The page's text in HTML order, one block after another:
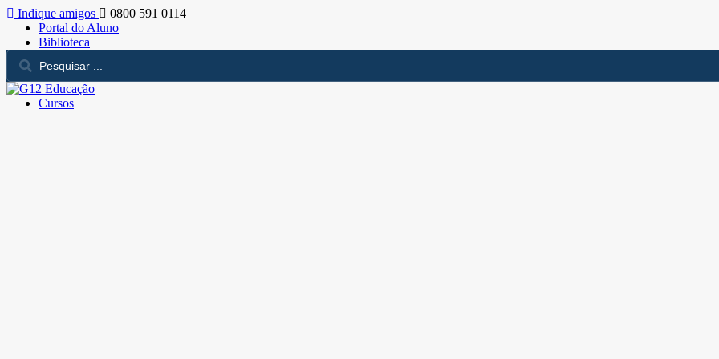
Indique amigos
0800 591 0114
Portal do Aluno
Biblioteca
Cursos